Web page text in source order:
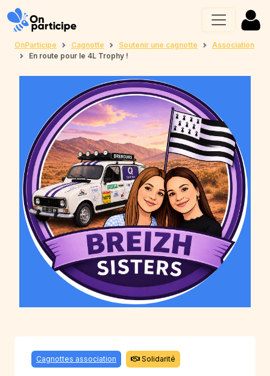
OnParticipe Cagnotte Soutenir une cagnotte
Association
En route pour le 4L Trophy !
Cagnottes association Solidarité